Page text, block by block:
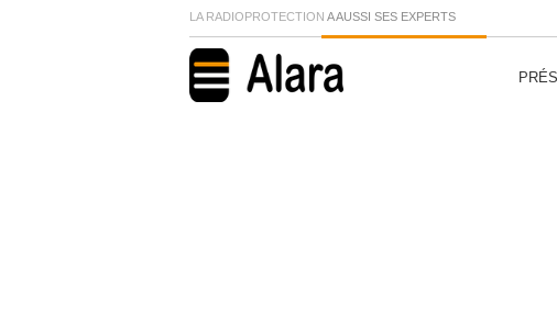
LA RADIOPROTECTION A AUSSI SES EXPERTS